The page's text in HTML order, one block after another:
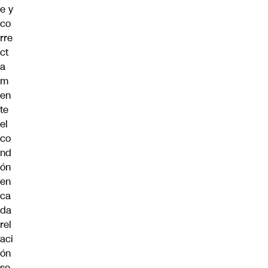
e y
co
rre
ct
a
m
en
te
el
co
nd
ón
en
ca
da
rel
aci
ón